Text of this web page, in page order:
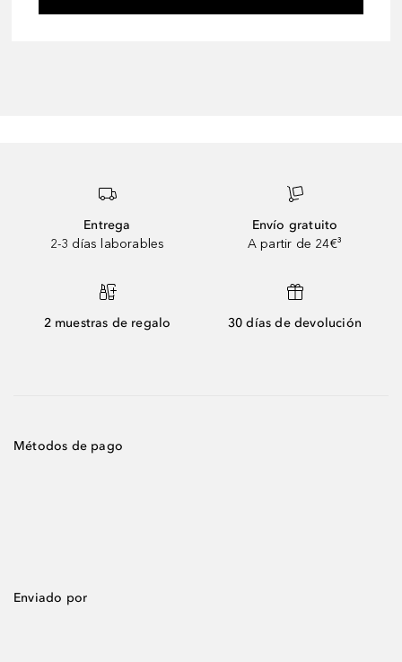
Entrega
2-3 días laborables
Envío gratuito
A partir de 24€³
2 muestras de regalo 30 días de devolución
Métodos de pago
Enviado por